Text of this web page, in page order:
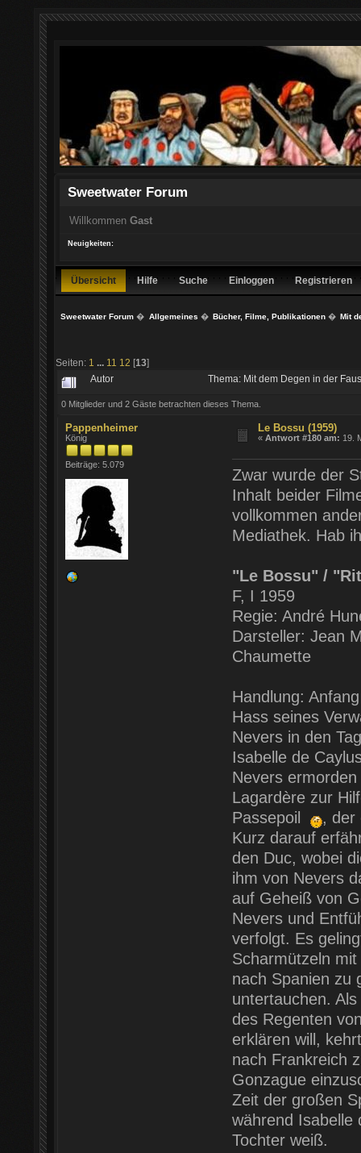
Sweetwater Forum
Willkommen Gast
Neuigkeiten:
Übersicht Hilfe Suche Einloggen Registrieren
Sweetwater Forum � Allgemeines � Bücher, Filme, Publikationen� Mit
Seiten: 1 ... 11 12 [13]
Autor Thema: Mit dem Degen in der
0 Mitglieder und 2 Gäste betrachten dieses Thema.
Pappenheimer
König
Beiträge: 5.079
Le Bossu (1959)
«Antwort #180 am: 19.
Zwar wurde der
Inhalt beider
vollkommen
Mediathek. Hab
"Le Bossu" /
F, I 1959
Regie: André
Darsteller: Jean
Chaumette
Handlung:
Hass seines
Nevers in den
Isabelle de
Nevers
Lagardère zur
Passepoil
, der
Kurz darauf
den Duc, wobei
ihm von Nevers
auf Geheiß von
Nevers und
verfolgt. Es
Scharmützeln
nach Spanien zu
untertauchen.
des Regenten
erklären will,
nach Frankreich
Gonzague
Zeit der großen
während Isabelle
Tochter weiß.